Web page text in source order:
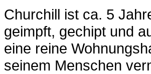
Churchill ist ca. 5
geimpft, gechipt und
eine reine
seinem Menschen